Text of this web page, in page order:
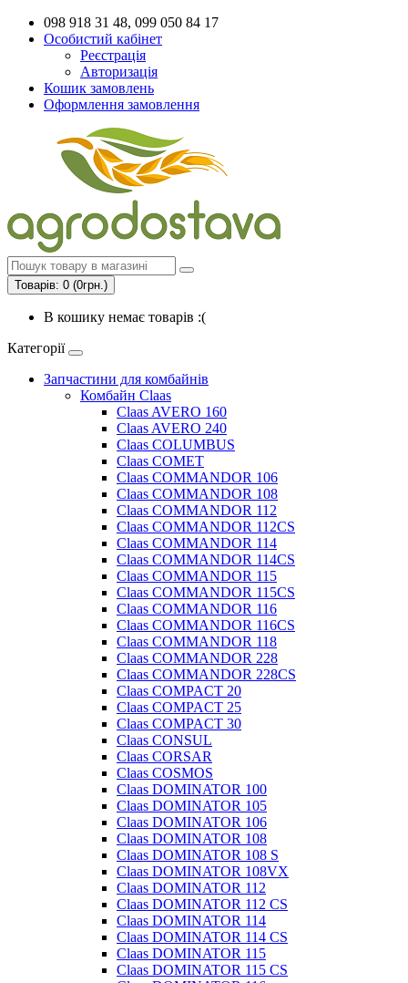
098 918 31 48, 099 050 84 17
Особистий кабінет
Реєстрація
Авторизація
Кошик замовлень
Оформлення замовлення
Товарів: 0 (0грн.)
В кошику немає товарів :(
Категорії
Запчастини для комбайнів
Комбайн Claas
Claas AVERO 160
Claas AVERO 240
Claas COLUMBUS
Claas COMET
Claas COMMANDOR 106
Claas COMMANDOR 108
Claas COMMANDOR 112
Claas COMMANDOR 112CS
Claas COMMANDOR 114
Claas COMMANDOR 114CS
Claas COMMANDOR 115
Claas COMMANDOR 115CS
Claas COMMANDOR 116
Claas COMMANDOR 116CS
Claas COMMANDOR 118
Claas COMMANDOR 228
Claas COMMANDOR 228CS
Claas COMPACT 20
Claas COMPACT 25
Claas COMPACT 30
Claas CONSUL
Claas CORSAR
Claas COSMOS
Claas DOMINATOR 100
Claas DOMINATOR 105
Claas DOMINATOR 106
Claas DOMINATOR 108
Claas DOMINATOR 108 S
Claas DOMINATOR 108VX
Claas DOMINATOR 112
Claas DOMINATOR 112 CS
Claas DOMINATOR 114
Claas DOMINATOR 114 CS
Claas DOMINATOR 115
Claas DOMINATOR 115 CS